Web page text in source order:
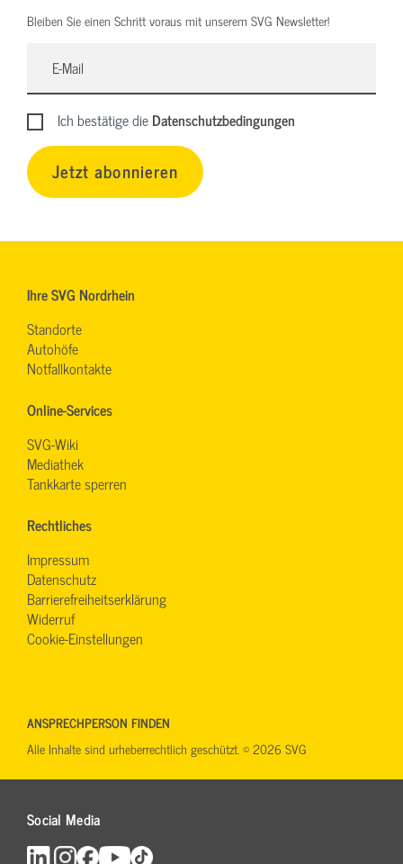
Bleiben Sie einen Schritt voraus mit unserem SVG Newsletter!
Ich bestätige dieDatenschutzbedingungen
Jetzt abonnieren
Ihre SVG Nordrhein
Standorte
Autohöfe
Notfallkontakte
Online-Services
SVG-Wiki
Mediathek
Tankkarte sperren
Rechtliches
Impressum
Datenschutz
Barrierefreiheitserklärung
Widerruf
Cookie-Einstellungen
Social Media
ANSPRECHPERSON FINDEN
Alle Inhalte sind urheberrechtlich geschützt. © 2026 SVG